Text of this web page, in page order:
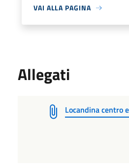
VAI ALLA PAGINA
Allegati
Locandina centro